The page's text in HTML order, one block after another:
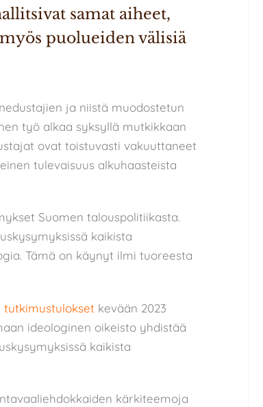
samat aiheet,
puolueiden välisiä
ja niistä muodostetun
työ alkaa syksyllä mutkikkaan
ovat toistuvasti vakuuttaneet
tulevaisuus alkuhaasteista
Suomen talouspolitiikasta.
kaikista
Tämä on käynyt ilmi tuoreesta
kevään 2023
ideologinen oikeisto yhdistää
kaikista
kärkiteemoja